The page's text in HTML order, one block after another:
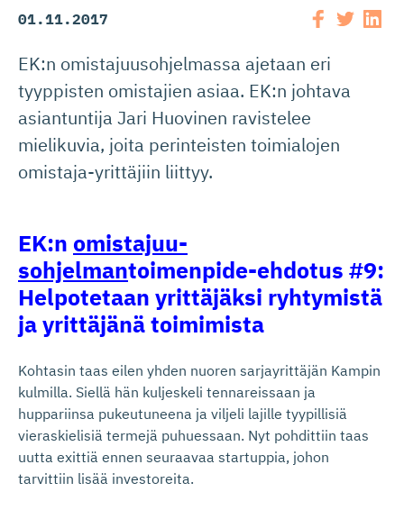
01.11.2017
EK:n omistajuusohjelmassa ajetaan eri
tyyppisten omistajien asiaa. EK:n johtava
asiantuntija Jari Huovinen ravistelee
mielikuvia, joita perinteisten toimialojen
omistaja-yrittäjiin liittyy.
EK:n omistajuu­
sohjelmantoimenpide-ehdotus #9:
Helpotetaan yrittäjäksi ryhtymistä
ja yrittäjänä toimimista
Kohtasin taas eilen yhden nuoren sarjayrittäjän Kampin
kulmilla. Siellä hän kuljeskeli tennareissaan ja
huppariinsa pukeutuneena ja viljeli lajille tyypillisiä
vieraskielisiä termejä puhuessaan. Nyt pohdittiin taas
uutta exittiä ennen seuraavaa startuppia, johon
tarvittiin lisää investoreita.